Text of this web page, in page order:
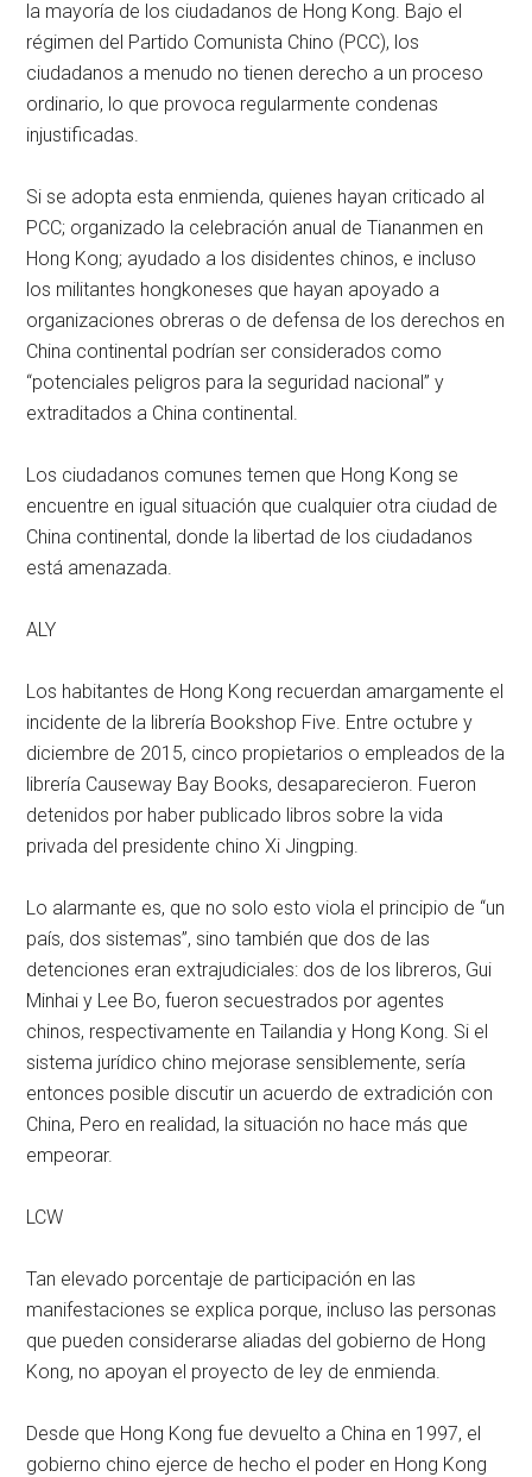
la mayoría de los ciudadanos de Hong Kong. Bajo el
régimen del Partido Comunista Chino (PCC), los
ciudadanos a menudo no tienen derecho a un proceso
ordinario, lo que provoca regularmente condenas
injustificadas.
Si se adopta esta enmienda, quienes hayan criticado al
PCC; organizado la celebración anual de Tiananmen en
Hong Kong; ayudado a los disidentes chinos, e incluso
los militantes hongkoneses que hayan apoyado a
organizaciones obreras o de defensa de los derechos en
China continental podrían ser considerados como
“potenciales peligros para la seguridad nacional” y
extraditados a China continental.
Los ciudadanos comunes temen que Hong Kong se
encuentre en igual situación que cualquier otra ciudad de
China continental, donde la libertad de los ciudadanos
está amenazada.
ALY
Los habitantes de Hong Kong recuerdan amargamente el
incidente de la librería Bookshop Five. Entre octubre y
diciembre de 2015, cinco propietarios o empleados de la
librería Causeway Bay Books, desaparecieron. Fueron
detenidos por haber publicado libros sobre la vida
privada del presidente chino Xi Jingping.
Lo alarmante es, que no solo esto viola el principio de “un
país, dos sistemas”, sino también que dos de las
detenciones eran extrajudiciales: dos de los libreros, Gui
Minhai y Lee Bo, fueron secuestrados por agentes
chinos, respectivamente en Tailandia y Hong Kong. Si el
sistema jurídico chino mejorase sensiblemente, sería
entonces posible discutir un acuerdo de extradición con
China, Pero en realidad, la situación no hace más que
empeorar.
LCW
Tan elevado porcentaje de participación en las
manifestaciones se explica porque, incluso las personas
que pueden considerarse aliadas del gobierno de Hong
Kong, no apoyan el proyecto de ley de enmienda.
Desde que Hong Kong fue devuelto a China en 1997, el
gobierno chino ejerce de hecho el poder en Hong Kong